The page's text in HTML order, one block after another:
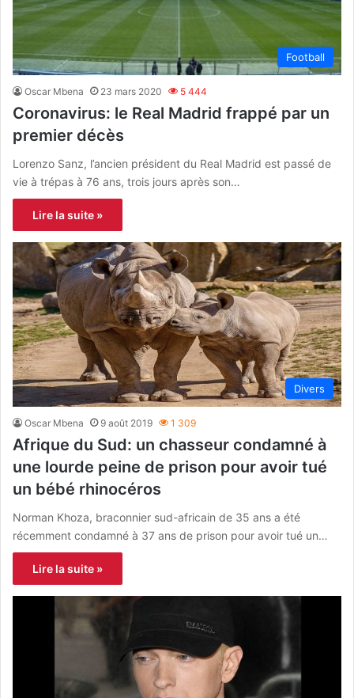
Football
Oscar Mbena 23 mars 2020 5 444
Coronavirus: le Real Madrid frappé par un
premier décès
Lorenzo Sanz, l’ancien président du Real Madrid est passé de
vie à trépas à 76 ans, trois jours après son…
Lire la suite »
Divers
Oscar Mbena 9 août 2019 1 309
Afrique du Sud: un chasseur condamné à
une lourde peine de prison pour avoir tué
un bébé rhinocéros
Norman Khoza, braconnier sud-africain de 35 ans a été
récemment condamné à 37 ans de prison pour avoir tué un…
Lire la suite »